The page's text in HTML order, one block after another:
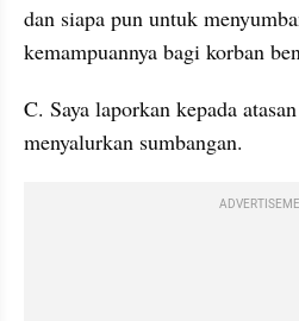
dan siapa pun untuk
kemampuannya bagi korban
C. Saya laporkan kepada
menyalurkan sumbangan.